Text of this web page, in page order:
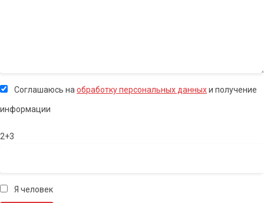
Соглашаюсь на обработку персональных данныхи получение
информации
2+3
Я человек